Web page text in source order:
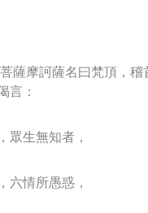
薩摩訶薩名曰梵頂，稽
言：
眾生無知者，
六情所愚惑，